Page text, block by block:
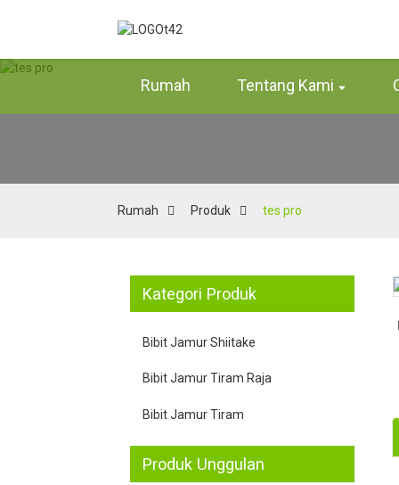
Rumah Tentang Kami
Rumah Produk tes pro
Kategori Produk
Bibit Jamur Shiitake
Bibit Jamur Tiram Raja
Bibit Jamur Tiram
Produk Unggulan
Memuat...
Memuat...
Loading...
Loading...